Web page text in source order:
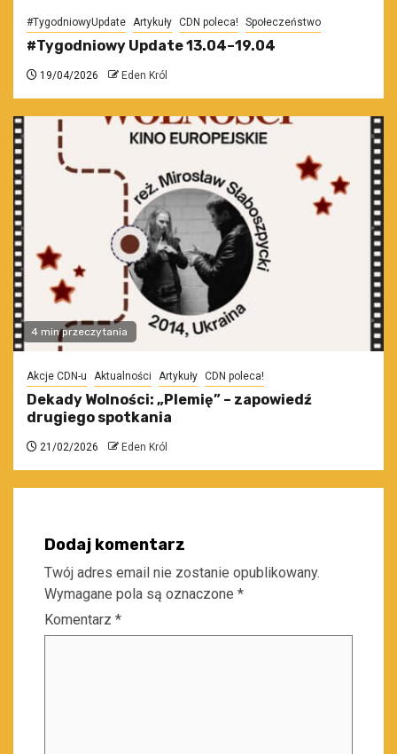
#TygodniowyUpdate Artykuły CDN poleca! Społeczeństwo
#Tygodniowy Update 13.04–19.04
19/04/2026 Eden Król
4 min przeczytania
Akcje CDN-u Aktualności Artykuły CDN poleca!
Dekady Wolności: „Plemię” – zapowiedź
drugiego spotkania
21/02/2026 Eden Król
Dodaj komentarz
Twój adres email nie zostanie opublikowany.
Wymagane pola są oznaczone *
Komentarz *